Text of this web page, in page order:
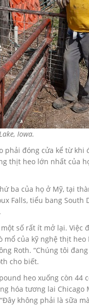
Iowa.
đóng cửa kể từ khi
thịt heo lớn nhất của
ba của họ ở Mỹ, tại
Falls, tiểu bang South
số rất ít mở lại. Việc
của kỹ nghệ thịt
Roth. “Chúng tôi
cho biết.
heo xuống còn 44
hóa tương lai Chicago
không phải là sữa